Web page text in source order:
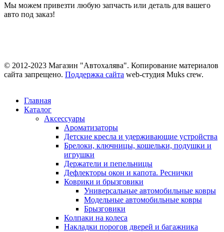
Мы можем привезти любую запчасть или деталь для вашего
авто под заказ!
© 2012-2023 Магазин "Автохалява". Копирование материалов
сайта запрещено. Поддержка сайта web-студия Muks crew.
Главная
Каталог
Аксессуары
Ароматизаторы
Детские кресла и удерживающие устройства
Брелоки, ключницы, кошельки, подушки и
игрушки
Держатели и пепельницы
Дефлекторы окон и капота. Реснички
Коврики и брызговики
Универсальные автомобильные ковры
Модельные автомобильные ковры
Брызговики
Колпаки на колеса
Накладки порогов дверей и багажника